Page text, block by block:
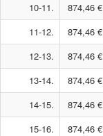
10-11.
874,46 €
11-12.
874,46 €
12-13.
874,46 €
13-14.
874,46 €
14-15.
874,46 €
15-16.
874,46 €